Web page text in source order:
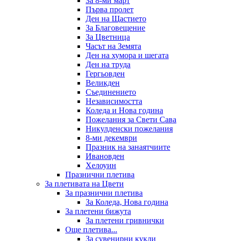
Първа пролет
Ден на Щастието
За Благовещение
За Цветница
Часът на Земята
Ден на хумора и шегата
Ден на труда
Гергьовден
Великден
Съединението
Независимостта
Коледа и Нова година
Пожелания за Свети Сава
Никулденски пожелания
8-ми декември
Празник на занаятчиите
Ивановден
Хелоуин
Празнични плетива
За плетивата на Цвети
За празнични плетива
За Коледа, Нова година
За плетени бижута
За плетени гривнички
Още плетива...
За сувенирни кукли